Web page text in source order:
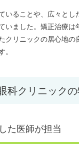
いることや、広々とし
いました。矯正治療は
クリニックの居心地の
。
科クリニック
た医師が担当